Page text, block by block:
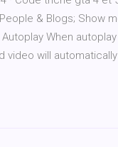
& Blogs; Show
When
video will